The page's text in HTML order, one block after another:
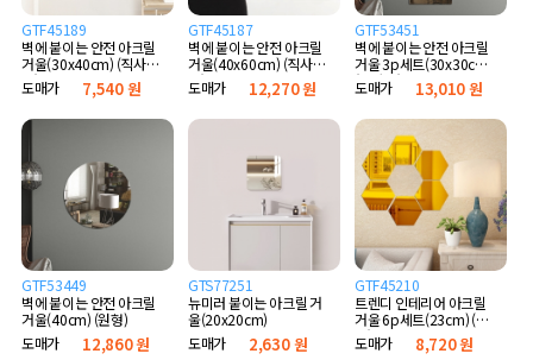
GTF45189
벽에 붙이는 안전 아크릴
거울(30x40cm) (직사
각)
도매가 7,540 원
GTF45187
벽에 붙이는 안전 아크릴
거울(40x60cm) (직사
각)
도매가 12,270 원
GTF53451
벽에 붙이는 안전 아크릴
거울 3p세트(30x30cm)
(정사각)
도매가 13,010 원
GTF53449
벽에 붙이는 안전 아크릴
거울(40cm) (원형)
도매가
12,860 원
GTS77251
뉴미러 붙이는 아크릴 거
울(20x20cm)
도매가
2,630 원
GTF45210
트렌디 인테리어 아크릴
거울 6p세트(23cm) (골
드)
도매가 8,720 원